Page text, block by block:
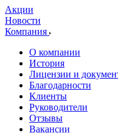
Акции
Новости
Компания
О компании
История
Лицензии и
Благодарности
Клиенты
Руководители
Отзывы
Вакансии